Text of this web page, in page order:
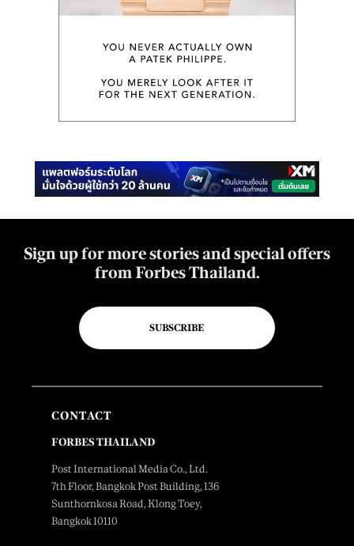
Sign up for more stories and special offers
from Forbes Thailand.
SUBSCRIBE
CONTACT
FORBES THAILAND
Post International Media Co., Ltd.
7th Floor, Bangkok Post Building, 136
Sunthornkosa Road, Klong Toey,
Bangkok 10110